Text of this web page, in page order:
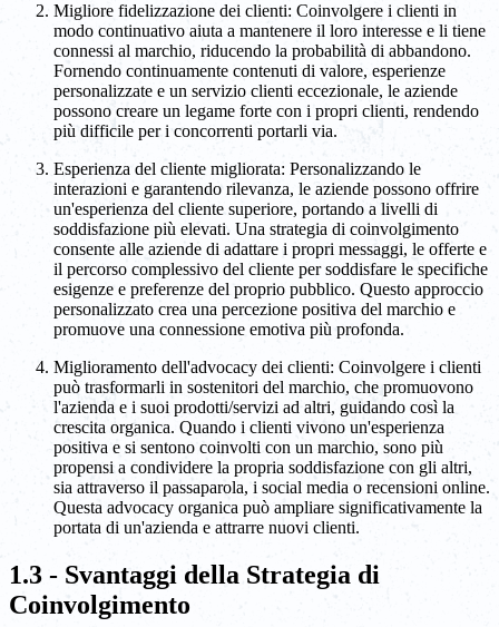
Migliore fidelizzazione dei clienti: Coinvolgere i clienti in
modo continuativo aiuta a mantenere il loro interesse e li tiene
connessi al marchio, riducendo la probabilità di abbandono.
Fornendo continuamente contenuti di valore, esperienze
personalizzate e un servizio clienti eccezionale, le aziende
possono creare un legame forte con i propri clienti, rendendo
più difficile per i concorrenti portarli via.
Esperienza del cliente migliorata: Personalizzando le
interazioni e garantendo rilevanza, le aziende possono offrire
un'esperienza del cliente superiore, portando a livelli di
soddisfazione più elevati. Una strategia di coinvolgimento
consente alle aziende di adattare i propri messaggi, le offerte e
il percorso complessivo del cliente per soddisfare le specifiche
esigenze e preferenze del proprio pubblico. Questo approccio
personalizzato crea una percezione positiva del marchio e
promuove una connessione emotiva più profonda.
Miglioramento dell'advocacy dei clienti: Coinvolgere i clienti
può trasformarli in sostenitori del marchio, che promuovono
l'azienda e i suoi prodotti/servizi ad altri, guidando così la
crescita organica. Quando i clienti vivono un'esperienza
positiva e si sentono coinvolti con un marchio, sono più
propensi a condividere la propria soddisfazione con gli altri,
sia attraverso il passaparola, i social media o recensioni online.
Questa advocacy organica può ampliare significativamente la
portata di un'azienda e attrarre nuovi clienti.
1.3 - Svantaggi della Strategia di
Coinvolgimento